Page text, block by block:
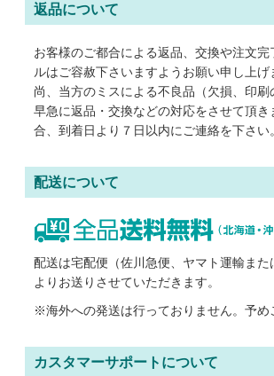
返品について
お客様のご都合による返品、交換や注文完
ルはご容赦下さいますようお願い申し上げ
尚、当方のミスによる不良品（欠損、印刷
早急に返品・交換などの対応をさせて頂き
合、到着日より７日以内にご連絡を下さい
配送について
配送は宅配便（佐川急便、ヤマト運輸また
よりお送りさせていただきます。
※海外への発送は行っておりません。予め
カスタマーサポートについて